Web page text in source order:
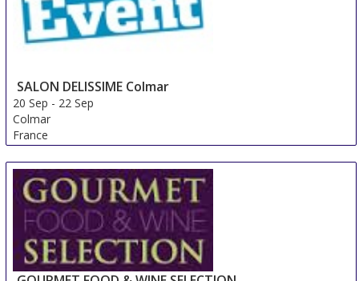
SALON DELISSIME Colmar
20 Sep - 22 Sep
Colmar
France